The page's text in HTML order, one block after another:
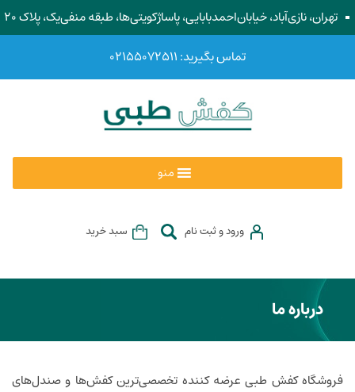
تهران، نازی‌آباد، خیابان‌احمد‌بابایی، پاساژ‌کویتی‌ها، طبقه منفی‌یک، پلاک ۲۰
تماس بگیرید: ۰۲۱۵۵۰۷۲۵۱۱
منو
ورود و ثبت نام سبد خرید
درباره ما
فروشگاه کفش طبی عرضه کننده تخصصی‌ترین کفش‌ها و صندل‌های